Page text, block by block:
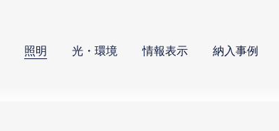
照明 光・環境 情報表示 納入事例